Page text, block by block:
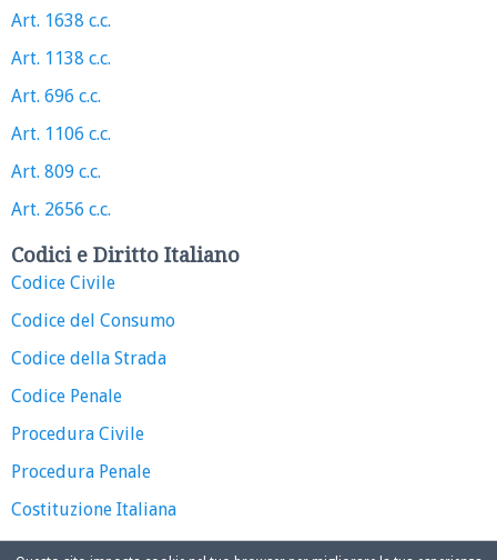
Art. 1638 c.c.
Art. 1138 c.c.
Art. 696 c.c.
Art. 1106 c.c.
Art. 809 c.c.
Art. 2656 c.c.
Codici e Diritto Italiano
Codice Civile
Codice del Consumo
Codice della Strada
Codice Penale
Procedura Civile
Procedura Penale
Costituzione Italiana